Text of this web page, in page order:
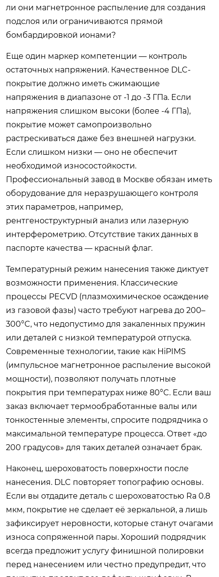
ли они магнетронное распыление для создания
подслоя или ограничиваются прямой
бомбардировкой ионами?
Еще один маркер компетенции — контроль
остаточных напряжений. Качественное DLC-
покрытие должно иметь сжимающие
напряжения в диапазоне от -1 до -3 ГПа. Если
напряжения слишком высоки (более -4 ГПа),
покрытие может самопроизвольно
растрескиваться даже без внешней нагрузки.
Если слишком низки — оно не обеспечит
необходимой износостойкости.
Профессиональный завод в Москве обязан иметь
оборудование для неразрушающего контроля
этих параметров, например,
рентгеноструктурный анализ или лазерную
интерферометрию. Отсутствие таких данных в
паспорте качества — красный флаг.
Температурный режим нанесения также диктует
возможности применения. Классические
процессы PECVD (плазмохимическое осаждение
из газовой фазы) часто требуют нагрева до 200–
300°C, что недопустимо для закаленных пружин
или деталей с низкой температурой отпуска.
Современные технологии, такие как HiPIMS
(импульсное магнетронное распыление высокой
мощности), позволяют получать плотные
покрытия при температурах ниже 80°C. Если ваш
заказ включает термообработанные валы или
тонкостенные элементы, спросите подрядчика о
максимальной температуре процесса. Ответ «до
200 градусов» для таких деталей означает брак.
Наконец, шероховатость поверхности после
нанесения. DLC повторяет топографию основы.
Если вы отдадите деталь с шероховатостью Ra 0.8
мкм, покрытие не сделает её зеркальной, а лишь
зафиксирует неровности, которые станут очагами
износа сопряженной пары. Хороший подрядчик
всегда предложит услугу финишной полировки
перед нанесением или честно предупредит, что